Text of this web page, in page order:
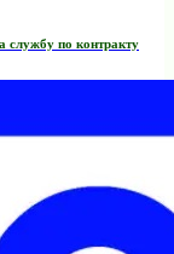
службу по контракту